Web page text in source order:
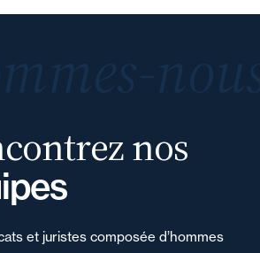
nos
et juristes composée d’hommes